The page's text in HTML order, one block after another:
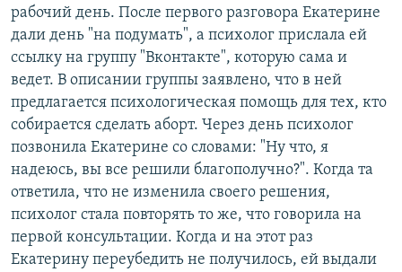
рабочий день. После первого разговора Екатерине
дали день "на подумать", а психолог прислала ей
ссылку на группу "Вконтакте", которую сама и
ведет. В описании группы заявлено, что в ней
предлагается психологическая помощь для тех, кто
собирается сделать аборт. Через день психолог
позвонила Екатерине со словами: "Ну что, я
надеюсь, вы все решили благополучно?". Когда та
ответила, что не изменила своего решения,
психолог стала повторять то же, что говорила на
первой консультации. Когда и на этот раз
Екатерину переубедить не получилось, ей выдали